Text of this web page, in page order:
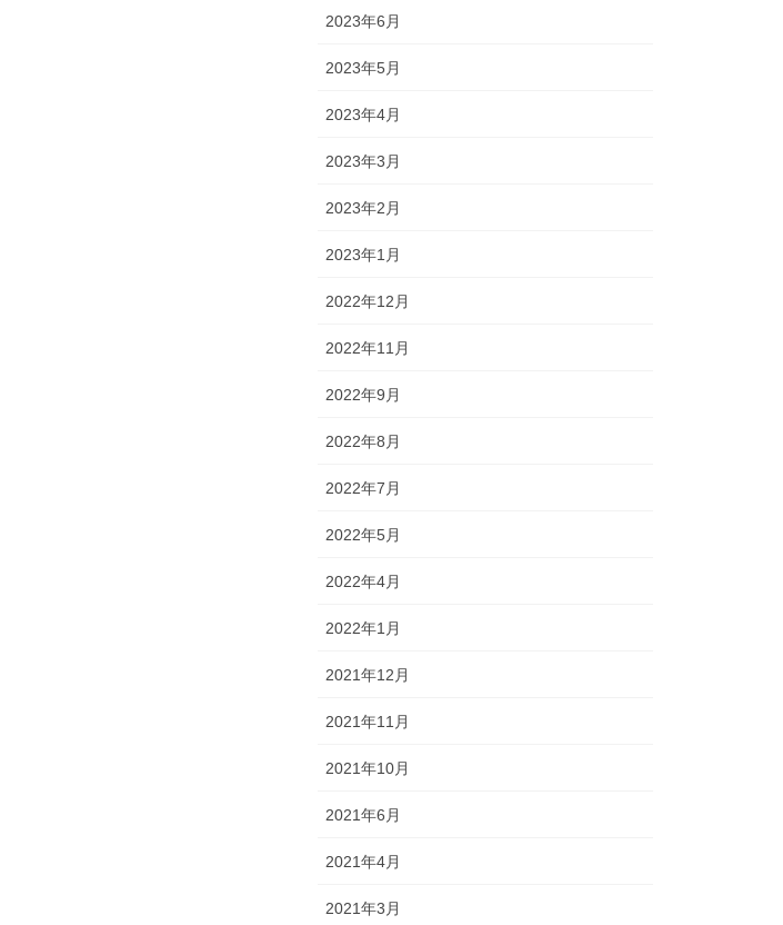
2023年6月
2023年5月
2023年4月
2023年3月
2023年2月
2023年1月
2022年12月
2022年11月
2022年9月
2022年8月
2022年7月
2022年5月
2022年4月
2022年1月
2021年12月
2021年11月
2021年10月
2021年6月
2021年4月
2021年3月